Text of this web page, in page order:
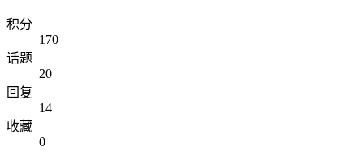
积分
170
话题
20
回复
14
收藏
0